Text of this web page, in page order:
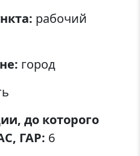
рабочий
город
до которого
ГАР: 6